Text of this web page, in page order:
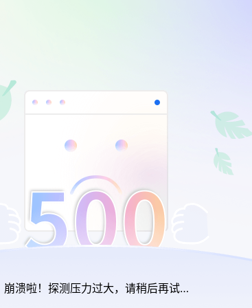
崩溃啦！探测压力过大，请稍后再试…